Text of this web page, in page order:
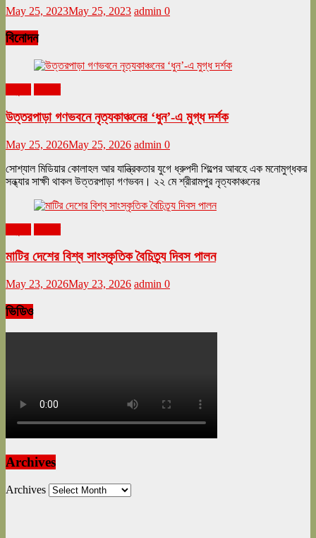
May 25, 2023May 25, 2023 admin 0
বিনোদন
উত্তরপাড়া গণভবনে নৃত্যকাঞ্চনের ‘ধুন’-এ মুগ্ধ দর্শক
May 25, 2026May 25, 2026 admin 0
সোশ্যাল মিডিয়ার কোলাহল আর যান্ত্রিকতার যুগে ধ্রুপদী শিল্পের আবহে এক মনোমুগ্ধকর
সন্ধ্যার সাক্ষী থাকল উত্তরপাড়া গণভবন। ২২ মে শ্রীরামপুর নৃত্যকাঞ্চনের
মাটির দেশের বিশ্ব সাংস্কৃতিক বৈচিত্র্য দিবস পালন
May 23, 2026May 23, 2026 admin 0
ভিডিও
Archives
Archives